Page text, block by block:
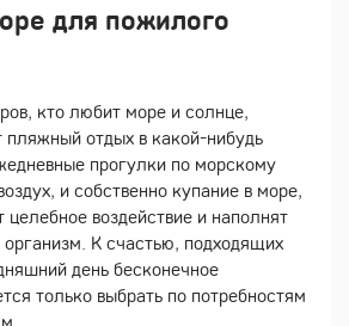
для пожилого
кто любит море и солнце,
пляжный отдых в какой-нибудь
прогулки по морскому
и собственно купание в море,
целебное воздействие и наполнят
К счастью, подходящих
день бесконечное
только выбрать по потребностям